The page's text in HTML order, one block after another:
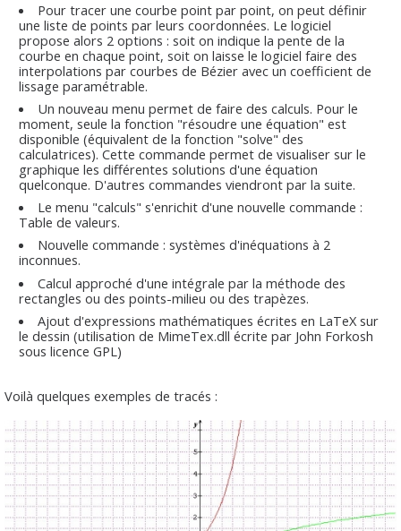
Pour tracer une courbe point par point, on peut définir
une liste de points par leurs coordonnées. Le logiciel
propose alors 2 options : soit on indique la pente de la
courbe en chaque point, soit on laisse le logiciel faire des
interpolations par courbes de Bézier avec un coefficient de
lissage paramétrable.
Un nouveau menu permet de faire des calculs. Pour le
moment, seule la fonction "résoudre une équation" est
disponible (équivalent de la fonction "solve" des
calculatrices). Cette commande permet de visualiser sur le
graphique les différentes solutions d'une équation
quelconque. D'autres commandes viendront par la suite.
Le menu "calculs" s'enrichit d'une nouvelle commande :
Table de valeurs.
Nouvelle commande : systèmes d'inéquations à 2
inconnues.
Calcul approché d'une intégrale par la méthode des
rectangles ou des points-milieu ou des trapèzes.
Ajout d'expressions mathématiques écrites en LaTeX sur
le dessin (utilisation de MimeTex.dll écrite par John Forkosh
sous licence GPL)
Voilà quelques exemples de tracés :